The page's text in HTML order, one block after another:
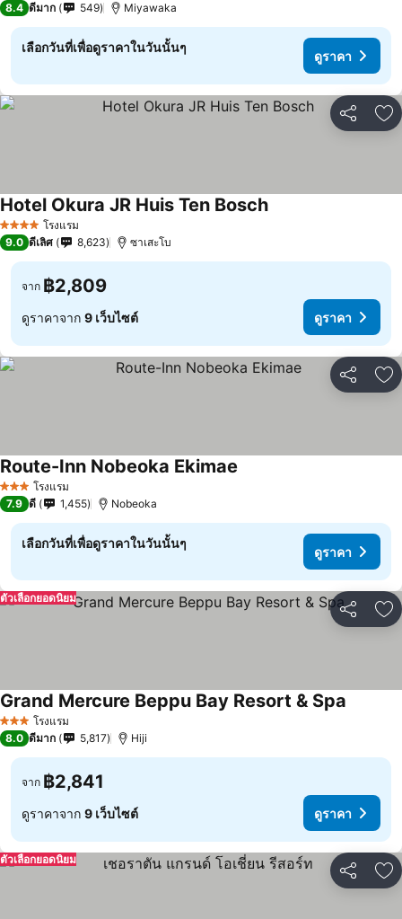
8.4 ดีมาก 549 Miyawaka
เลือกวันที่เพื่อดูราคาในวันนั้นๆ
ดูราคา
แชร์ เ
4 ดาว โรงแรม
Hotel Okura JR Huis Ten Bosch
9.0 ดีเลิศ 8,623 ซาเสะโบ
จาก ฿2,809
ดูราคาจาก 9 เว็บไซต์ ดูราคา
แชร์ เ
3 ดาว โรงแรม
Route-Inn Nobeoka Ekimae
7.9 ดี 1,455 Nobeoka
เลือกวันที่เพื่อดูราคาในวันนั้นๆ
ดูราคา
แชร์ เ
ตัวเลือกยอดนิยม
3 ดาว โรงแรม
Grand Mercure Beppu Bay Resort & Spa
8.0 ดีมาก 5,817 Hiji
จาก ฿2,841
ดูราคาจาก 9 เว็บไซต์ ดูราคา
แชร์ เ
ตัวเลือกยอดนิยม